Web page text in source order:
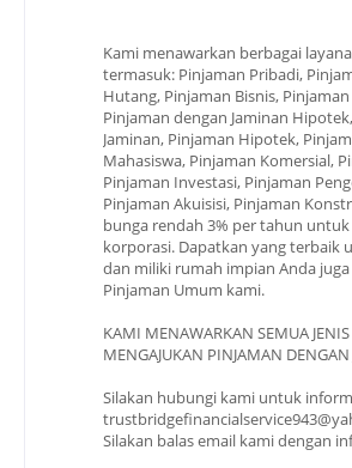
Kami menawarkan berbagai
termasuk: Pinjaman Pribadi,
Hutang, Pinjaman Bisnis,
Pinjaman dengan Jaminan
Jaminan, Pinjaman Hipotek,
Mahasiswa, Pinjaman Komersial,
Pinjaman Investasi, Pinjaman
Pinjaman Akuisisi, Pinjaman
bunga rendah 3% per tahun
korporasi. Dapatkan yang terbaik
dan miliki rumah impian Anda
Pinjaman Umum kami.
KAMI MENAWARKAN SEMUA
MENGAJUKAN PINJAMAN
Silakan hubungi kami untuk
Silakan balas email kami dengan